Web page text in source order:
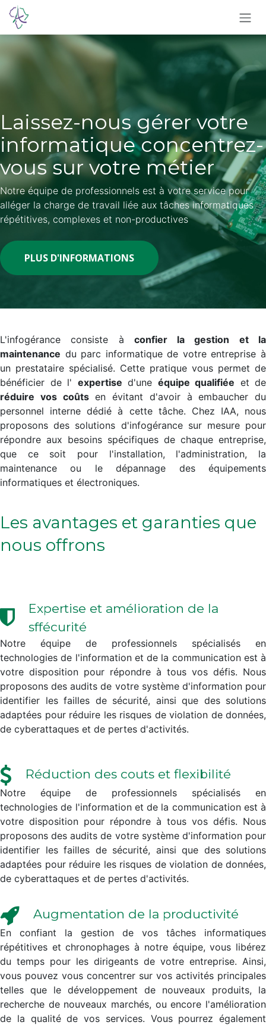
Skip to Content
Laissez-nous gérer votre
informatique concentrez-
vous sur votre métier
Notre équipe de professionnels est à votre service pour
alléger la charge de travail liée aux tâches informatiques
répétitives, complexes et non-productives
PLUS D'INFORMATIONS
L'infogérance consiste à confier la gestion et la
maintenance du parc informatique de votre entreprise à
un prestataire spécialisé. Cette pratique vous permet de
bénéficier de l' expertise d'une équipe qualifiée et de
réduire vos coûtsen évitant d'avoir à embaucher du
personnel interne dédié à cette tâche. Chez IAA, nous
proposons des solutions d'infogérance sur mesure pour
répondre aux besoins spécifiques de chaque entreprise,
que ce soit pour l'installation, l'administration, la
maintenance ou le dépannage des équipements
informatiques et électroniques.
Les avantages et garanties que
nous offrons
Expertise et amélioration de la
sffécurité
Notre équipe de professionnels spécialisés en
technologies de l'information et de la communication est à
votre disposition pour répondre à tous vos défis. Nous
proposons des audits de votre système d'information pour
identifier les failles de sécurité, ainsi que des solutions
adaptées pour réduire les risques de violation de données,
de cyberattaques et de pertes d'activités.
Réduction des couts et flexibilité
Notre équipe de professionnels spécialisés en
technologies de l'information et de la communication est à
votre disposition pour répondre à tous vos défis. Nous
proposons des audits de votre système d'information pour
identifier les failles de sécurité, ainsi que des solutions
adaptées pour réduire les risques de violation de données,
de cyberattaques et de pertes d'activités.
Augmentation de la productivité
En confiant la gestion de vos tâches informatiques
répétitives et chronophages à notre équipe, vous libérez
du temps pour les dirigeants de votre entreprise. Ainsi,
vous pouvez vous concentrer sur vos activités principales
telles que le développement de nouveaux produits, la
recherche de nouveaux marchés, ou encore l'amélioration
de la qualité de vos services. Vous pourrez également